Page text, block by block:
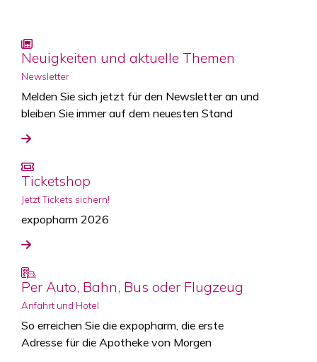
Neuigkeiten und aktuelle Themen
Newsletter
Melden Sie sich jetzt für den Newsletter an und
bleiben Sie immer auf dem neuesten Stand
Ticketshop
Jetzt Tickets sichern!
expopharm 2026
Per Auto, Bahn, Bus oder Flugzeug
Anfahrt und Hotel
So erreichen Sie die expopharm, die erste
Adresse für die Apotheke von Morgen